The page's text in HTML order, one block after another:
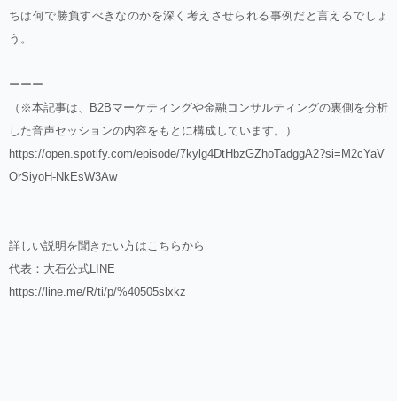
ちは何で勝負すべきなのかを深く考えさせられる事例だと言えるでしょ
う。
ーーー
（※本記事は、B2Bマーケティングや金融コンサルティングの裏側を分析
した音声セッションの内容をもとに構成しています。）
https://open.spotify.com/episode/7kylg4DtHbzGZhoTadggA2?si=M2cYaV
OrSiyoH-NkEsW3Aw
詳しい説明を聞きたい方はこちらから
代表：大石公式LINE
https://line.me/R/ti/p/%40505slxkz